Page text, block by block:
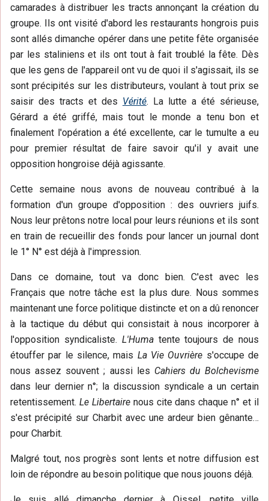
camarades à distribuer les tracts annonçant la création du
groupe. Ils ont visité d'abord les restaurants hongrois puis
sont allés dimanche opérer dans une petite fête organisée
par les staliniens et ils ont tout à fait troublé la fête. Dès
que les gens de l'appareil ont vu de quoi il s'agissait, ils se
sont précipités sur les distributeurs, voulant à tout prix se
saisir des tracts et des Vérité. La lutte a été sérieuse,
Gérard a été griffé, mais tout le monde a tenu bon et
finalement l'opération a été excellente, car le tumulte a eu
pour premier résultat de faire savoir qu'il y avait une
opposition hongroise déjà agissante.
Cette semaine nous avons de nouveau contribué à la
formation d'un groupe d'opposition : des ouvriers juifs.
Nous leur prêtons notre local pour leurs réunions et ils sont
en train de recueillir des fonds pour lancer un journal dont
le 1° N° est déjà à l'impression.
Dans ce domaine, tout va donc bien. C'est avec les
Français que notre tâche est la plus dure. Nous sommes
maintenant une force politique distincte et on a dû renoncer
à la tactique du début qui consistait à nous incorporer à
l'opposition syndicaliste. L'Humatente toujours de nous
étouffer par le silence, mais La Vie Ouvrière s'occupe de
nous assez souvent ; aussi les Cahiers du Bolchevisme
dans leur dernier n°; la discussion syndicale a un certain
retentissement. Le Libertairenous cite dans chaque n° et il
s'est précipité sur Charbit avec une ardeur bien gênante…
pour Charbit.
Malgré tout, nos progrès sont lents et notre diffusion est
loin de répondre au besoin politique que nous jouons déjà.